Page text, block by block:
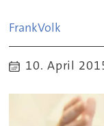
FrankVolk
10. April